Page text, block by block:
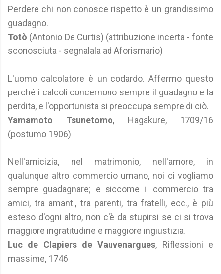
Perdere chi non conosce rispetto è un grandissimo
guadagno.
Totò (Antonio De Curtis) (attribuzione incerta - fonte
sconosciuta - segnalala ad Aforismario)
L'uomo calcolatore è un codardo. Affermo questo
perché i calcoli concernono sempre il guadagno e la
perdita, e l'opportunista si preoccupa sempre di ciò.
Yamamoto Tsunetomo, Hagakure, 1709/16
(postumo 1906)
Nell'amicizia, nel matrimonio, nell'amore, in
qualunque altro commercio umano, noi ci vogliamo
sempre guadagnare; e siccome il commercio tra
amici, tra amanti, tra parenti, tra fratelli, ecc., è più
esteso d'ogni altro, non c'è da stupirsi se ci si trova
maggiore ingratitudine e maggiore ingiustizia.
Luc de Clapiers de Vauvenargues, Riflessioni e
massime, 1746